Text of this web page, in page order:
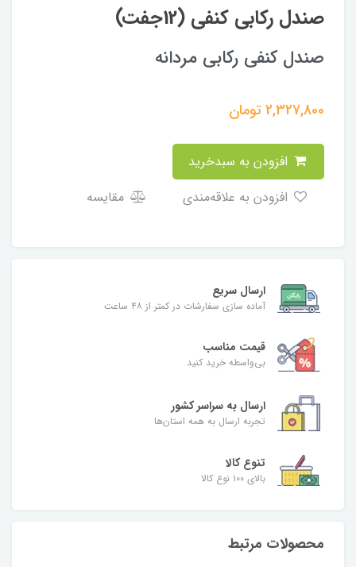
صندل رکابی کنفی (12جفت)
صندل کنفی رکابی مردانه
2,327,800تومان
مقایسه
ارسال سریع
آماده سازی سفارشات در کمتر از ۴۸ ساعت
قیمت مناسب
بی‌واسطه خرید کنید
ارسال به سراسر کشور
تجربه ارسال به همه استان‌ها
تنوع کالا
بالای ۱۰۰ نوع کالا
محصولات مرتبط